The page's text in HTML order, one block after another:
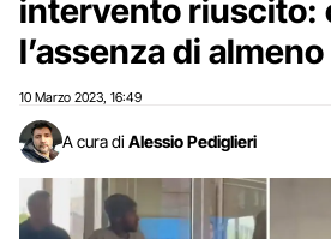
intervento riuscito:
l’assenza di
10 Marzo 2023 16:49
A cura di Alessio Pediglieri